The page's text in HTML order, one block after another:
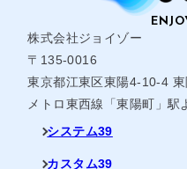
株式会社ジョイゾー
〒135-0016
東京都江東区東陽4-10-4
メトロ東西線「東陽町」駅
システム39
カスタム39